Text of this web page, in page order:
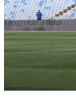
της ομάδας.